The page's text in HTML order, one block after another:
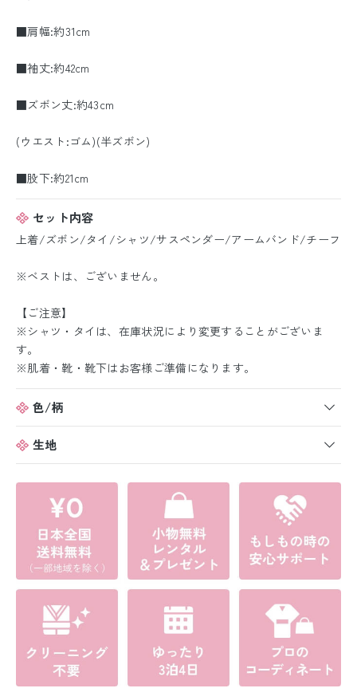
■肩幅:約31cm
■袖丈:約42cm
■ズボン丈:約43cm
(ウエスト:ゴム)(半ズボン)
■股下:約21cm
セット内容
上着/ズボン/タイ/シャツ/サスペンダー/アームバンド/チーフ
※ベストは、ございません。
【ご注意】
※シャツ・タイは、在庫状況により変更することがございま
す。
※肌着・靴・靴下はお客様ご準備になります。
色/柄
生地